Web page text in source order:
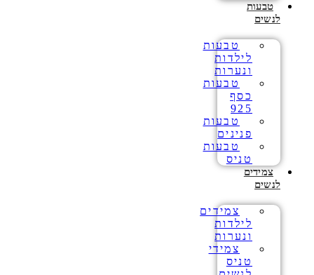
טבעות
לנשים
טבעות
לילדות
ונערות
טבעות
כסף
925
טבעות
פנינים
טבעות
טניס
צמידים
לנשים
צמידים
לילדות
ונערות
צמידי
טניס